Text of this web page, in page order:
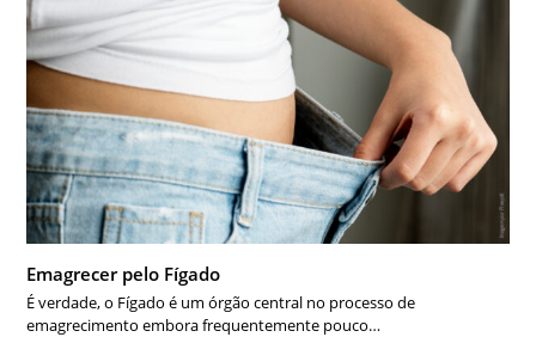
Emagrecer pelo Fígado
É verdade, o Fígado é um órgão central no processo de
emagrecimento embora frequentemente pouco…